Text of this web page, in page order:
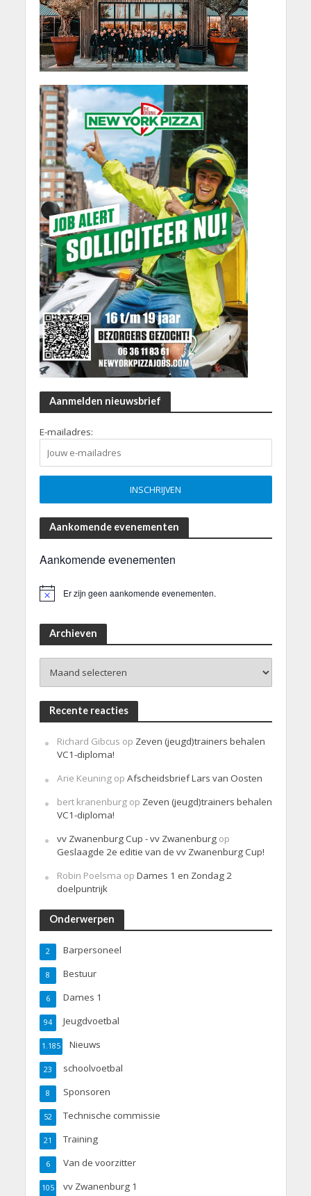
Aanmelden nieuwsbrief
E-mailadres:
Aankomende evenementen
Aankomende evenementen
Er zijn geen aankomende evenementen.
Archieven
Recente reacties
Richard Gibcus op Zeven (jeugd)trainers behalen
VC1-diploma!
Arie Keuningop Afscheidsbrief Lars van Oosten
bert kranenburgop Zeven (jeugd)trainers behalen
VC1-diploma!
vv Zwanenburg Cup - vv Zwanenburgop
Geslaagde 2e editie van de vv Zwanenburg Cup!
Robin Poelsma op Dames 1 en Zondag 2
doelpuntrijk
Onderwerpen
Barpersoneel
2
Bestuur
8
Dames 1
6
Jeugdvoetbal
94
Nieuws
1.185
schoolvoetbal
23
Sponsoren
8
Technische commissie
52
Training
21
Van de voorzitter
6
vv Zwanenburg 1
105